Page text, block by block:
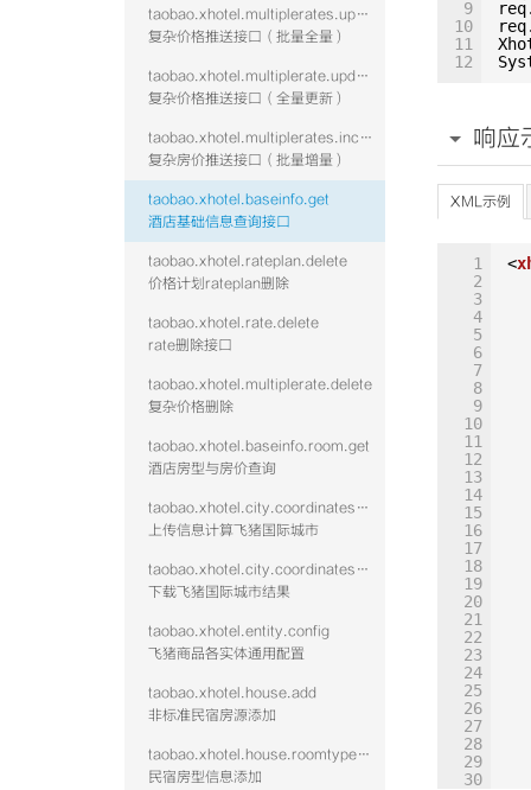
taobao.xhotel.multiplerates.update
复杂价格推送接口（批量全量）
taobao.xhotel.multiplerate.update
复杂价格推送接口（全量更新）
taobao.xhotel.multiplerates.increment
复杂房价推送接口（批量增量）
taobao.xhotel.baseinfo.get
酒店基础信息查询接口
taobao.xhotel.rateplan.delete
价格计划rateplan删除
taobao.xhotel.rate.delete
rate删除接口
taobao.xhotel.multiplerate.delete
复杂价格删除
taobao.xhotel.baseinfo.room.get
酒店房型与房价查询
taobao.xhotel.city.coordinates.batch.upload
上传信息计算飞猪国际城市
taobao.xhotel.city.coordinates.batch.download
下载飞猪国际城市结果
taobao.xhotel.entity.config
飞猪商品各实体通用配置
taobao.xhotel.house.add
非标准民宿房源添加
taobao.xhotel.house.roomtype.add
民宿房型信息添加
9
10
11
12
响应
XML示例
1
2
3
4
5
6
7
8
9
10
11
12
13
14
15
16
17
18
19
20
21
22
23
24
25
26
27
28
29
30
<